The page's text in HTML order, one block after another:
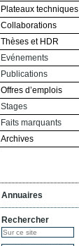
Plateaux techniques
Collaborations
Thèses et HDR
Evénements
Publications
Offres d’emplois
Stages
Faits marquants
Archives
Annuaires
Rechercher